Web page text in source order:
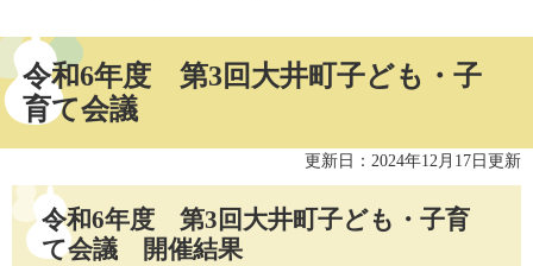
令和6年度 第3回大井町子ども・子
育て会議
更新日：2024年12月17日更新
令和6年度 第3回大井町子ども・子育
て会議 開催結果